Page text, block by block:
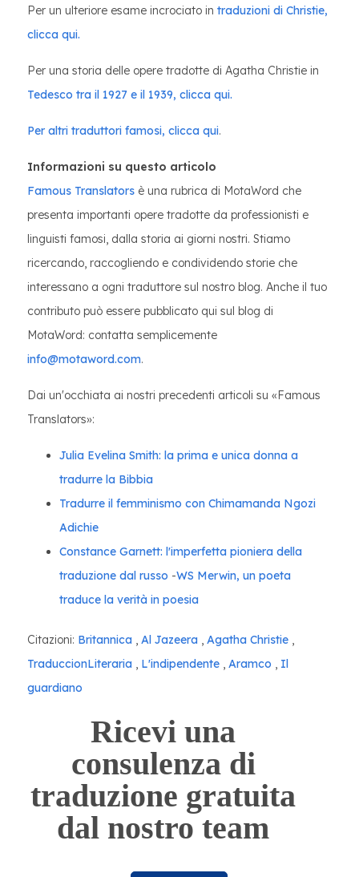
Per un ulteriore esame incrociato in traduzioni di Christie,
clicca qui.
Per una storia delle opere tradotte di Agatha Christie in
Tedesco tra il 1927 e il 1939, clicca qui.
Per altri traduttori famosi, clicca qui.
Informazioni su questo articolo
Famous Translators è una rubrica di MotaWord che
presenta importanti opere tradotte da professionisti e
linguisti famosi, dalla storia ai giorni nostri. Stiamo
ricercando, raccogliendo e condividendo storie che
interessano a ogni traduttore sul nostro blog. Anche il tuo
contributo può essere pubblicato qui sul blog di
MotaWord: contatta semplicemente
info@motaword.com.
Dai un'occhiata ai nostri precedenti articoli su «Famous
Translators»:
Julia Evelina Smith: la prima e unica donna a
tradurre la Bibbia
Tradurre il femminismo con Chimamanda Ngozi
Adichie
Constance Garnett: l'imperfetta pioniera della
traduzione dal russo -WS Merwin, un poeta
traduce la verità in poesia
Citazioni: Britannica , Al Jazeera , Agatha Christie ,
TraduccionLiteraria , L'indipendente , Aramco , Il
guardiano
Ricevi una
consulenza di
traduzione gratuita
dal nostro team